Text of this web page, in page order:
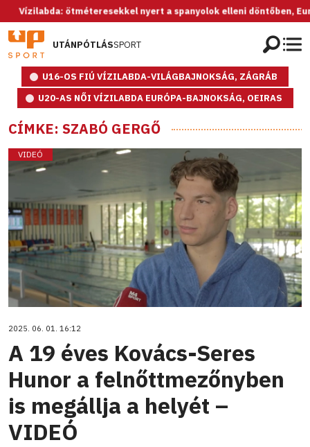
ötméteresekkel nyert a spanyolok elleni döntőben, Európa-
UTÁNPÓTLÁSSPORT
U16-OS FIÚ VÍZILABDA-VILÁGBAJNOKSÁG, ZÁGRÁB
U20-AS NŐI VÍZILABDA EURÓPA-BAJNOKSÁG, OEIRAS
CÍMKE: SZABÓ GERGŐ
VIDEÓ
2025. 06. 01. 16:12
A 19 éves Kovács-Seres
Hunor a felnőttmezőnyben
is megállja a helyét –
VIDEÓ